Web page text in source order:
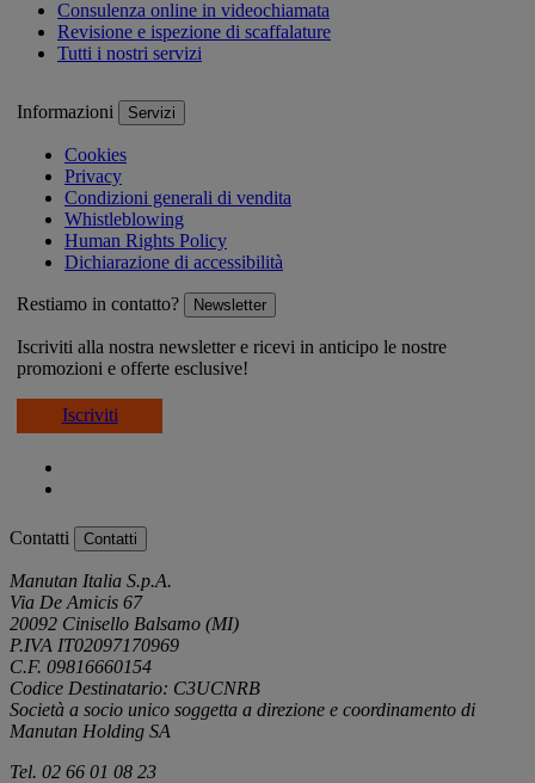
Consulenza online in videochiamata
Revisione e ispezione di scaffalature
Tutti i nostri servizi
Informazioni Servizi
Cookies
Privacy
Condizioni generali di vendita
Whistleblowing
Human Rights Policy
Dichiarazione di accessibilità
Restiamo in contatto? Newsletter
Iscriviti alla nostra newsletter e ricevi in anticipo le nostre
promozioni e offerte esclusive!
Iscriviti
Contatti Contatti
Manutan Italia S.p.A.
Via De Amicis 67
20092 Cinisello Balsamo (MI)
P.IVA IT02097170969
C.F. 09816660154
Codice Destinatario: C3UCNRB
Società a socio unico soggetta a direzione e coordinamento di
Manutan Holding SA
Tel. 02 66 01 08 23